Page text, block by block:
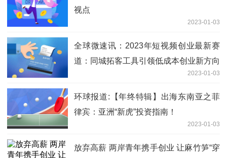
视点
2023-01-03
全球微速讯：2023年短视频创业最新赛
道：同城拓客工具引领低成本创业新方向
2023-01-03
环球报道:【年终特辑】出海东南亚之菲
律宾：亚洲“新虎”投资指南！
2023-01-03
放弃高薪 两岸青年携手创业 让麻竹笋“穿